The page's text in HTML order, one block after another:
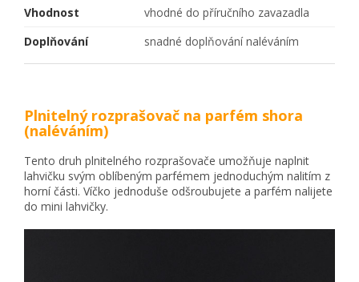
Vhodnost
vhodné do příručního zavazadla
Doplňování
snadné doplňování naléváním
Plnitelný rozprašovač na parfém shora
(naléváním)
Tento druh plnitelného rozprašovače umožňuje naplnit
lahvičku svým oblíbeným parfémem jednoduchým nalitím z
horní části. Víčko jednoduše odšroubujete a parfém nalijete
do mini lahvičky.